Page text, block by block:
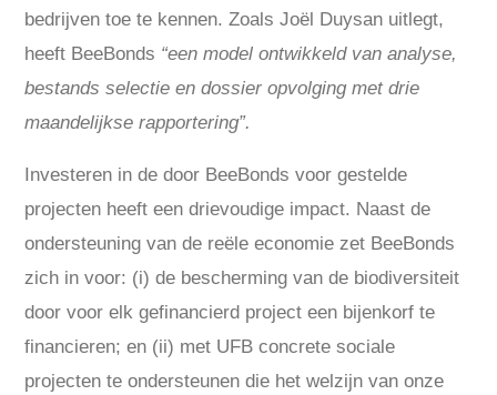
bedrijven toe te kennen. Zoals Joël Duysan uitlegt,
heeft BeeBonds “een model ontwikkeld van analyse,
bestands selectie en dossier opvolging met drie
maandelijkse rapportering”.
Investeren in de door BeeBonds voor gestelde
projecten heeft een drievoudige impact. Naast de
ondersteuning van de reële economie zet BeeBonds
zich in voor: (i) de bescherming van de biodiversiteit
door voor elk gefinancierd project een bijenkorf te
financieren; en (ii) met UFB concrete sociale
projecten te ondersteunen die het welzijn van onze